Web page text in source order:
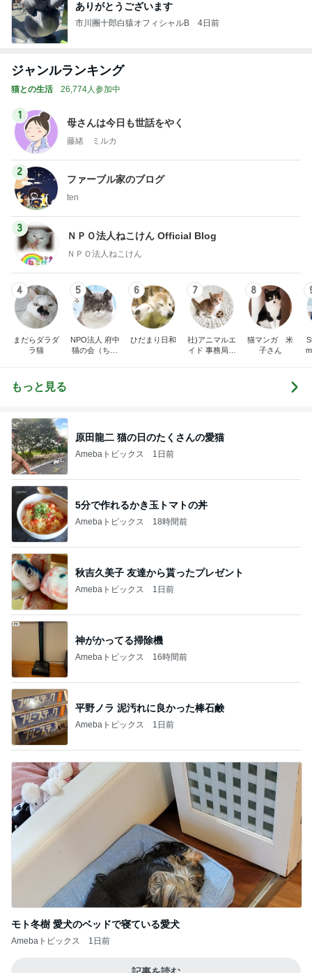
ありがとうございます
市川團十郎白猿オフィシャルB 4日前
ジャンルランキング
猫との生活 26,774人参加中
1
母さんは今日も世話をやく
藤緒 ミルカ
2
ファーブル家のブログ
ten
3
ＮＰＯ法人ねこけん Official Blog
ＮＰＯ法人ねこけん
4
まだらダラダ
ラ猫
5
NPO法人 府中
猫の会（ちゅ
6
ひだまり日和
7
社)アニマルエ
イド 事務局＆
8
猫マンガ 米
子さん
もっと見る
原田龍二 猫の日のたくさんの愛猫
Amebaトピックス 1日前
5分で作れるかき玉トマトの丼
Amebaトピックス 18時間前
秋吉久美子 友達から貰ったプレゼント
Amebaトピックス 1日前
神がかってる掃除機
Amebaトピックス 16時間前
平野ノラ 泥汚れに良かった棒石鹸
Amebaトピックス 1日前
モト冬樹 愛犬のベッドで寝ている愛犬
Amebaトピックス 1日前